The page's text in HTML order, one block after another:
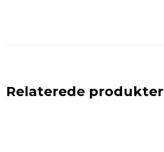
Relaterede produkter